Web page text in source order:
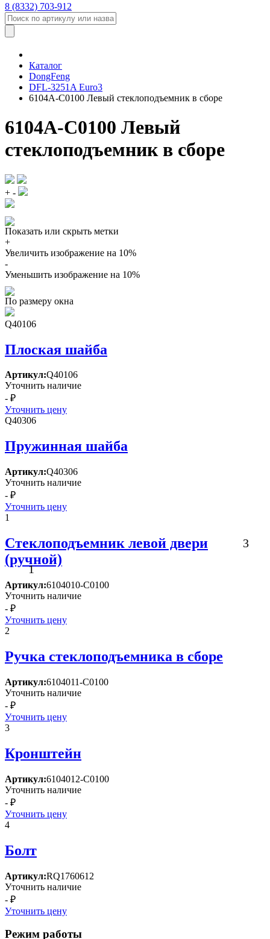
8 (8332) 703-912
Каталог
DongFeng
DFL-3251A Euro3
6104A-C0100 Левый стеклоподъемник в сборе
6104A-C0100 Левый
стеклоподъемник в сборе
+ -
Показать или скрыть метки
+
Увеличить изображение на 10%
-
Уменьшить изображение на 10%
По размеру окна
1
3
Q40106
Плоская шайба
Артикул:Q40106
Уточнить наличие
- ₽
Уточнить цену
Q40306
Пружинная шайба
Артикул:Q40306
Уточнить наличие
- ₽
Уточнить цену
1
Стеклоподъемник левой двери
(ручной)
Артикул:6104010-C0100
Уточнить наличие
- ₽
Уточнить цену
2
Ручка стеклоподъемника в сборе
Артикул:6104011-C0100
Уточнить наличие
- ₽
Уточнить цену
3
Кронштейн
Артикул:6104012-C0100
Уточнить наличие
- ₽
Уточнить цену
4
Болт
Артикул:RQ1760612
Уточнить наличие
- ₽
Уточнить цену
Режим работы